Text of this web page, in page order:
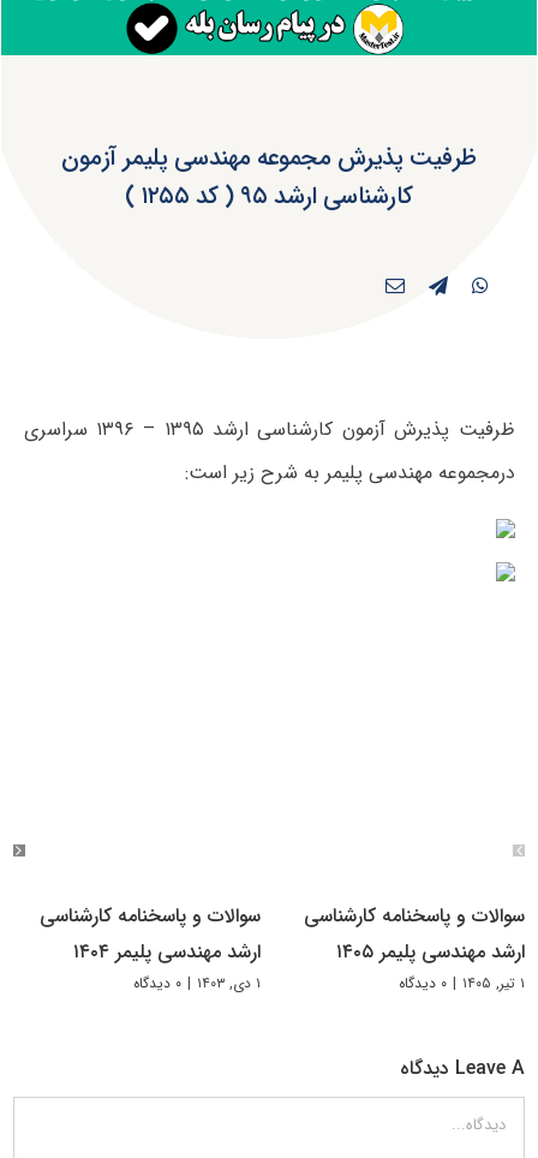
ظرفیت پذیرش مجموعه مهندسی پلیمر آزمون
کارشناسی ارشد ۹۵ ( کد ۱۲۵۵ )
ظرفیت پذیرش آزمون کارشناسی ارشد ۱۳۹۵ – ۱۳۹۶ سراسری
درمجموعه مهندسی پلیمر به شرح زیر است:
سوالات و پاسخنامه کارشناسی
ارشد مهندسی پلیمر ۱۴۰۵
۱ تیر, ۱۴۰۵ | ۰ دیدگاه
سوالات و پاسخنامه کارشناسی
ارشد مهندسی پلیمر ۱۴۰۴
۱ دی, ۱۴۰۳ | ۰ دیدگاه
Leave A دیدگاه
دیدگاه